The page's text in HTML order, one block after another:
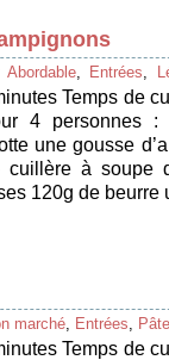
Abordable, Entrées,
Temps de
4 personnes :
une gousse
à soupe
120g de
marché, Entrées,
Temps de